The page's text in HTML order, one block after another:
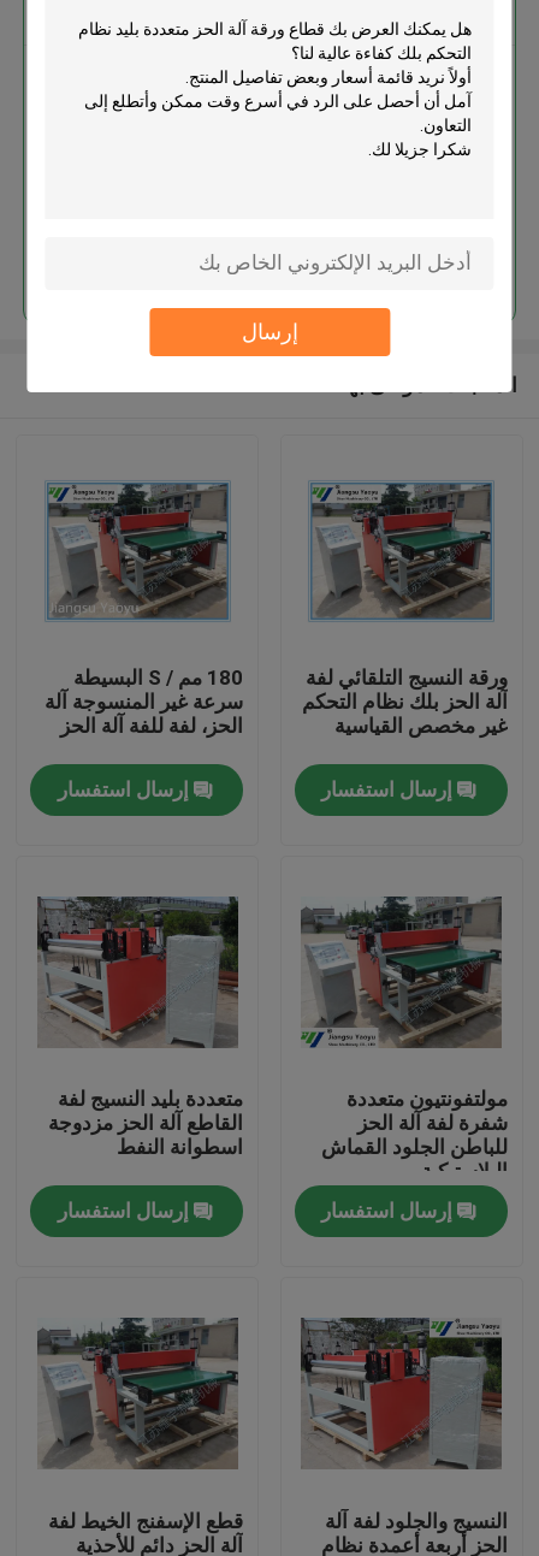
إرسال
منتجات
معلومات عنا
جولة في المعمل
مراقبة الجودة
اتصل بنا
اطلب اقتباس
آلة قطع يموت الهيدروليكية
الهيدروليكية الصحافة يموت آلة قطع
الهيدروليكية سوينغ الذراع آلة القطع
احصل على افضل سعر ل
بك قطاع ورقة آلة الحز متعددة بليد
نظام التحكم بلك كفاءة عالية
استمر
المنتجات الموصى بها
ورقة النسيج التلقائي لفة
آلة الحز بلك نظام التحكم
غير مخصص القياسية
إرسال استفسار
180 مم / S البسيطة
سرعة غير المنسوجة آلة
الحز، لفة للفة آلة الحز
إرسال استفسار
مولتفونتيون متعددة
شفرة لفة آلة الحز
للباطن الجلود القماش
البلاستيكية
إرسال استفسار
متعددة بليد النسيج لفة
القاطع آلة الحز مزدوجة
اسطوانة النفط
إرسال استفسار
النسيج والجلود لفة آلة
الحز أربعة أعمدة نظام
قطع الإسفنج الخيط لفة
آلة الحز دائم للأحذية